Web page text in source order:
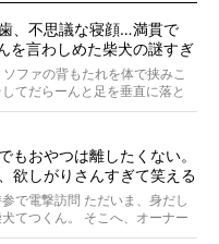
、不思議な寝顔…満貫で
を言わしめた柴犬の謎すぎ
ファの背もたれを体で挟みこ
てだらーんと足を垂直に落と
もおやつは離したくない。
欲しがりさんすぎて笑える
で電撃訪問 ただいま、身だし
てつくん。 そこへ、オーナー